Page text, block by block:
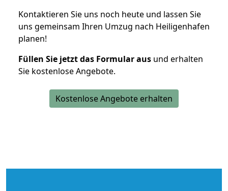
Kontaktieren Sie uns noch heute und lassen Sie
uns gemeinsam Ihren Umzug nach Heiligenhafen
planen!
Füllen Sie jetzt das Formular aus und erhalten
Sie kostenlose Angebote.
Kostenlose Angebote erhalten